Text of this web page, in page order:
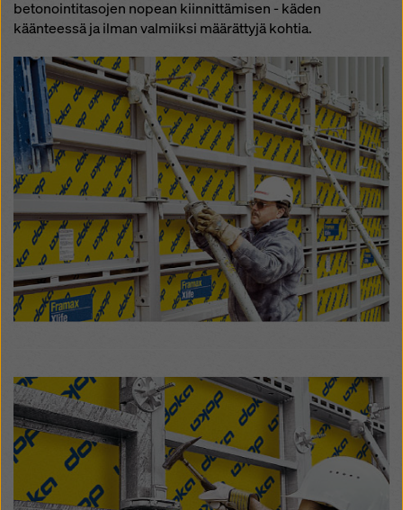
betonointitasojen nopean kiinnittämisen - käden
käänteessä ja ilman valmiiksi määrättyjä kohtia.